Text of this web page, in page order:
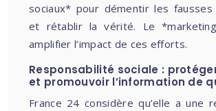
sociaux* pour démentir les fausses
et rétablir la vérité. Le
amplifier l’impact de ces efforts.
Responsabilité sociale :
et promouvoir l’information de
France 24 considère qu’elle a une